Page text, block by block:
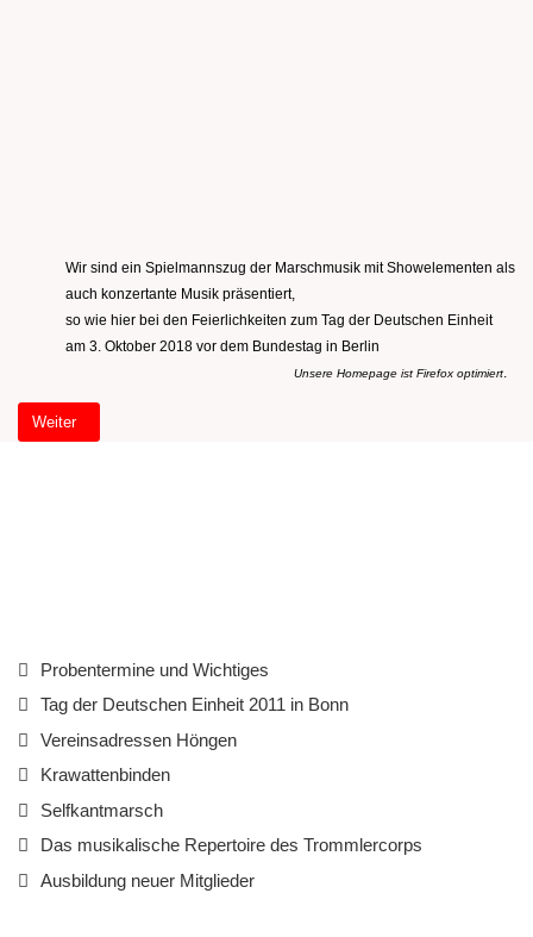
Wir sind ein Spielmannszug der Marschmusik mit Showelementen als
auch konzertante Musik präsentiert,
so wie hier bei den Feierlichkeiten zum Tag der Deutschen Einheit
am 3. Oktober 2018 vor dem Bundestag in Berlin
Unsere Homepage ist Firefox optimiert.
Nächster Beitrag: Willkommen Startseite (2)
Weiter
Probentermine und Wichtiges
Tag der Deutschen Einheit 2011 in Bonn
Vereinsadressen Höngen
Krawattenbinden
Selfkantmarsch
Das musikalische Repertoire des Trommlercorps
Ausbildung neuer Mitglieder